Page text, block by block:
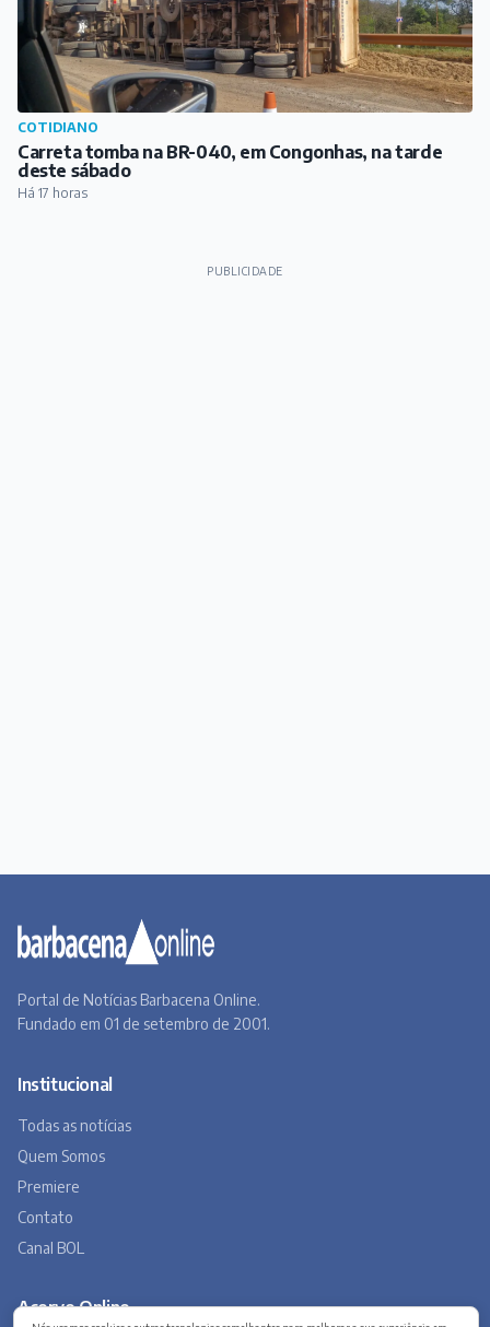
COTIDIANO
Carreta tomba na BR-040, em Congonhas, na tarde
deste sábado
Há 17 horas
PUBLICIDADE
Portal de Notícias Barbacena Online.
Fundado em 01 de setembro de 2001.
Institucional
Todas as notícias
Quem Somos
Premiere
Contato
Canal BOL
Acervo Online